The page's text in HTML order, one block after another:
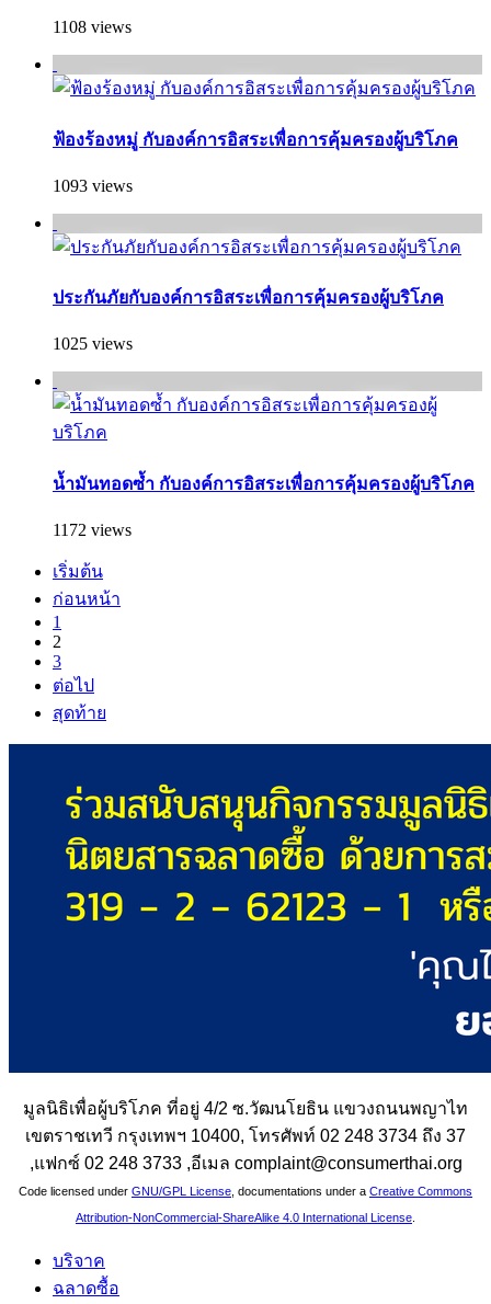
1108 views
ฟ้องร้องหมู่ กับองค์การอิสระเพื่อการคุ้มครองผู้บริโภค
1093 views
ประกันภัยกับองค์การอิสระเพื่อการคุ้มครองผู้บริโภค
1025 views
น้ำมันทอดซ้ำ กับองค์การอิสระเพื่อการคุ้มครองผู้บริโภค
1172 views
เริ่มต้น
ก่อนหน้า
1
2
3
ต่อไป
สุดท้าย
มูลนิธิเพื่อผู้บริโภค ที่อยู่ 4/2 ซ.วัฒนโยธิน แขวงถนนพญาไท
เขตราชเทวี กรุงเทพฯ 10400, โทรศัพท์ 02 248 3734 ถึง 37
,แฟกซ์ 02 248 3733 ,อีเมล complaint@consumerthai.org
Code licensed under GNU/GPL License , documentations under a Creative Commons
Attribution-NonCommercial-ShareAlike 4.0 International License
บริจาค
ฉลาดซื้อ